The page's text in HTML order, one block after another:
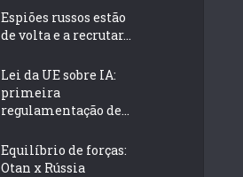
Espiões russos estão
de volta e a recrutar...
Lei da UE sobre IA:
primeira
regulamentação de...
Equilíbrio de forças:
Otan x Rússia